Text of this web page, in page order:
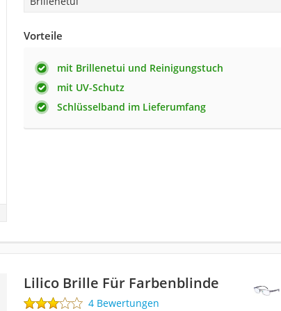
Vorteile
mit Brillenetui und Reinigungstuch
mit UV-Schutz
Schlüsselband im Lieferumfang
Lilico Brille Für Farbenblinde
4 Bewertungen